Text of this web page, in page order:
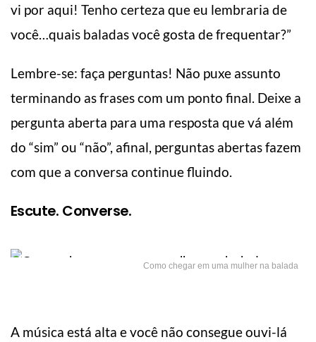
vi por aqui! Tenho certeza que eu lembraria de
você…quais baladas você gosta de frequentar?”
Lembre-se: faça perguntas! Não puxe assunto
terminando as frases com um ponto final. Deixe a
pergunta aberta para uma resposta que vá além
do “sim” ou “não”, afinal, perguntas abertas fazem
com que a conversa continue fluindo.
Escute. Converse.
Como chegar em uma mulher na balada
A música está alta e você não consegue ouvi-lá